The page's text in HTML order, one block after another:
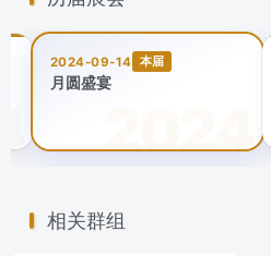
2024-09-14 本届
月圆盛宴
相关群组